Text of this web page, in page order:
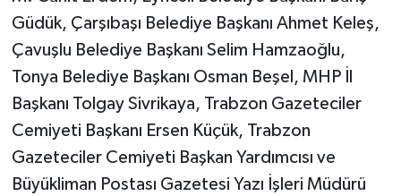
Güdük, Çarşıbaşı Belediye Başkanı Ahmet Keleş,
Çavuşlu Belediye Başkanı Selim Hamzaoğlu,
Tonya Belediye Başkanı Osman Beşel, MHP İl
Başkanı Tolgay Sivrikaya, Trabzon Gazeteciler
Cemiyeti Başkanı Ersen Küçük, Trabzon
Gazeteciler Cemiyeti Başkan Yardımcısı ve
Büyükliman Postası Gazetesi Yazı İşleri Müdürü